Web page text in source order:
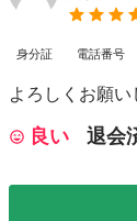
身分証 電話番号
よろしくお願い
良い 退会